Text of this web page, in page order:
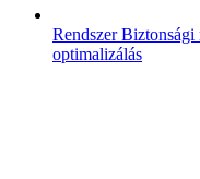
RendszerBiztonsági
optimalizálás